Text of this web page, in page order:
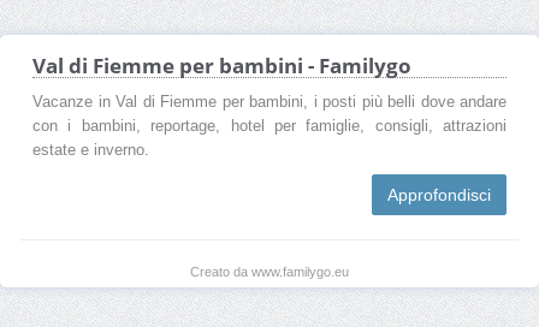
Val di Fiemme per bambini - Familygo
Vacanze in Val di Fiemme per bambini, i posti più belli dove andare
con i bambini, reportage, hotel per famiglie, consigli, attrazioni
estate e inverno.
Approfondisci
Creato da www.familygo.eu